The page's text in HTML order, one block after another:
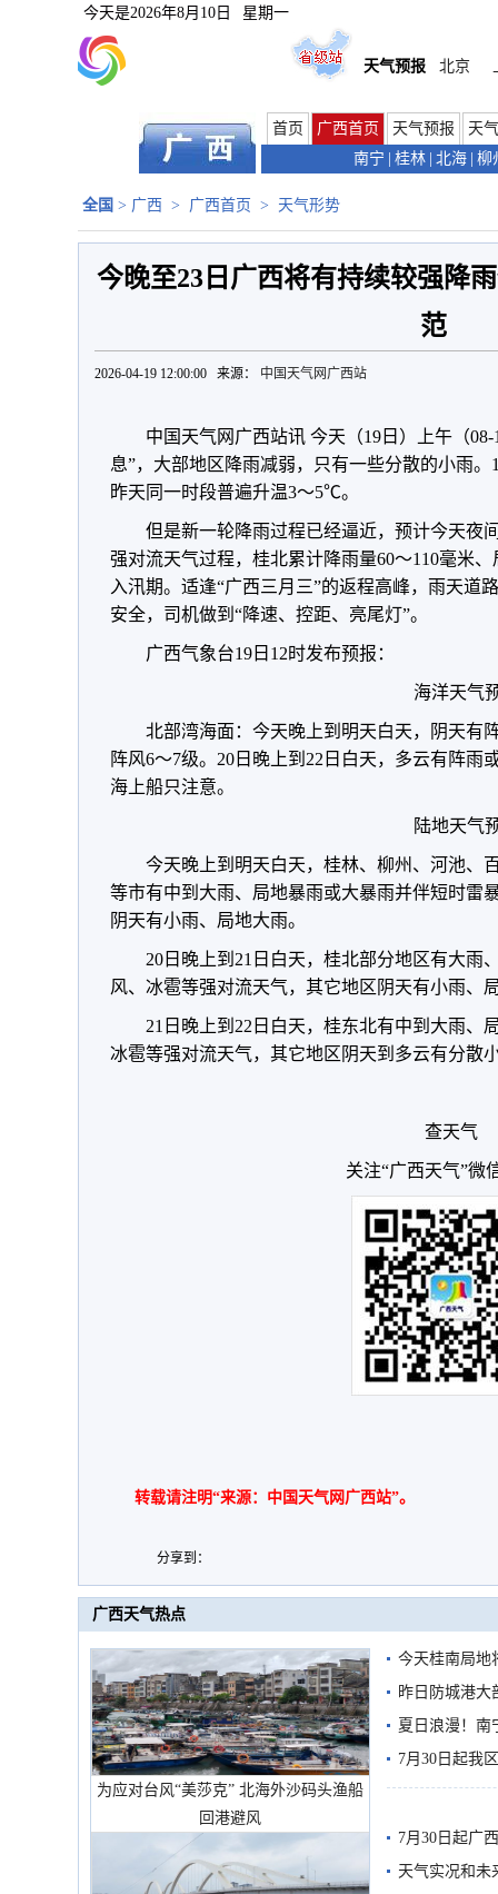
今天是2026年8月10日 星期一
天气预报 北京
首页 广西首页 天气预报
天
南宁
桂林 北海 柳
全国 > 广西 > 广西首页 > 天气形势
今晚至23日广西将有持续较强降
范
2026-04-19 12:00:00 来源： 中国天气网广西站
中国天气网广西站讯 今天（19日）上午（
息”，大部地区降雨减弱，只有一些分散的小雨
昨天同一时段普遍升温3～5℃。
但是新一轮降雨过程已经逼近，预计今天夜
强对流天气过程，桂北累计降雨量60～110毫米
入汛期。适逢“广西三月三”的返程高峰，雨天道
安全，司机做到“降速、控距、亮尾灯”。
广西气象台19日12时发布预报：
海洋天气
北部湾海面：今天晚上到明天白天，阴天有
阵风6～7级。20日晚上到22日白天，多云有阵雨
海上船只注意。
陆地天气
今天晚上到明天白天，桂林、柳州、河池、
等市有中到大雨、局地暴雨或大暴雨并伴短时雷
阴天有小雨、局地大雨。
20日晚上到21日白天，桂北部分地区有大雨
风、冰雹等强对流天气，其它地区阴天有小雨、
21日晚上到22日白天，桂东北有中到大雨、
冰雹等强对流天气，其它地区阴天到多云有分散
查天气
关注“广西天气”微
转载请注明“来源：中国天气网广西站”。
分享到：
广西天气热点
为应对台风“美莎克” 北海外沙码头渔船
回港避风
今天桂南局地
需继续防范
昨日防城港大
雨
夏日浪漫！南
7月30日起我
7月30日起广
天气实况和未